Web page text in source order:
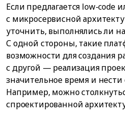
Если предлагается low-code
с микросервисной
уточнить, выполнялись ли
С одной стороны, такие
возможности для создания
с другой — реализация
значительное время и
Например, можно
спроектированной